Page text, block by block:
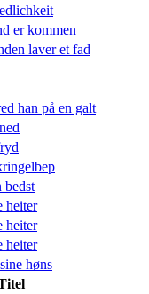
er kommen
laver et fad
han på en galt
bedst
heiter
heiter
heiter
høns